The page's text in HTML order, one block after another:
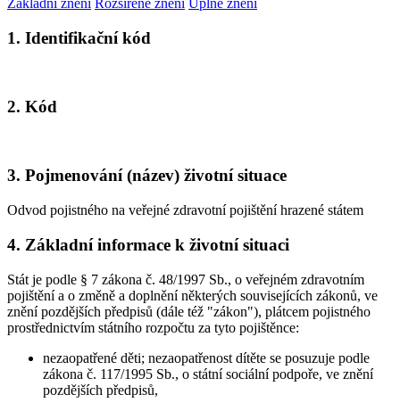
1. Identifikační kód
2. Kód
3. Pojmenování (název) životní situace
Odvod pojistného na veřejné zdravotní pojištění hrazené státem
4. Základní informace k životní situaci
Stát je podle § 7 zákona č. 48/1997 Sb., o veřejném zdravotním
pojištění a o změně a doplnění některých souvisejících zákonů, ve
znění pozdějších předpisů (dále též "zákon"), plátcem pojistného
prostřednictvím státního rozpočtu za tyto pojištěnce:
nezaopatřené děti; nezaopatřenost dítěte se posuzuje podle
zákona č. 117/1995 Sb., o státní sociální podpoře, ve znění
pozdějších předpisů,